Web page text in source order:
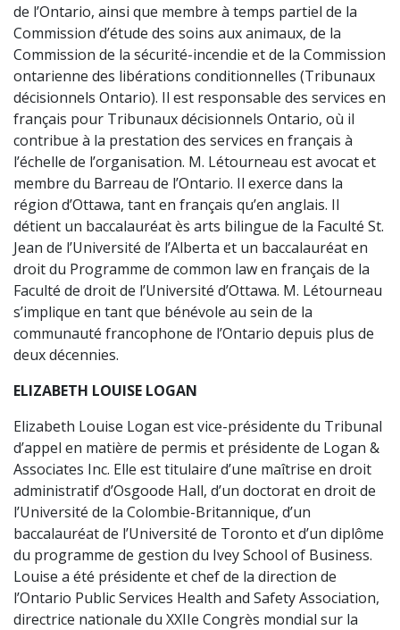
de l’Ontario, ainsi que membre à temps partiel de la
Commission d’étude des soins aux animaux, de la
Commission de la sécurité-incendie et de la Commission
ontarienne des libérations conditionnelles (Tribunaux
décisionnels Ontario). Il est responsable des services en
français pour Tribunaux décisionnels Ontario, où il
contribue à la prestation des services en français à
l’échelle de l’organisation. M. Létourneau est avocat et
membre du Barreau de l’Ontario. Il exerce dans la
région d’Ottawa, tant en français qu’en anglais. Il
détient un baccalauréat ès arts bilingue de la Faculté St.
Jean de l’Université de l’Alberta et un baccalauréat en
droit du Programme de common law en français de la
Faculté de droit de l’Université d’Ottawa. M. Létourneau
s’implique en tant que bénévole au sein de la
communauté francophone de l’Ontario depuis plus de
deux décennies.
ELIZABETH LOUISE LOGAN
Elizabeth Louise Logan est vice-présidente du Tribunal
d’appel en matière de permis et présidente de Logan &
Associates Inc. Elle est titulaire d’une maîtrise en droit
administratif d’Osgoode Hall, d’un doctorat en droit de
l’Université de la Colombie-Britannique, d’un
baccalauréat de l’Université de Toronto et d’un diplôme
du programme de gestion du Ivey School of Business.
Louise a été présidente et chef de la direction de
l’Ontario Public Services Health and Safety Association,
directrice nationale du XXIIe Congrès mondial sur la